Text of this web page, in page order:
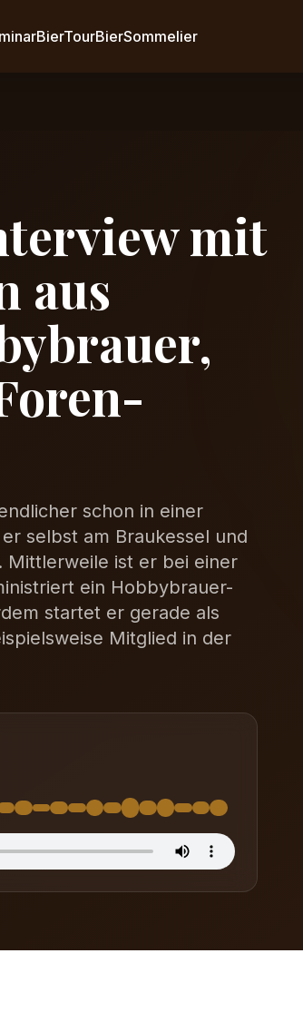
BierTourBierSommelier
mit
aus
schon in einer
selbst am Braukessel und
Mittlerweile ist er bei einer
ein Hobbybrauer-
startet er gerade als
Mitglied in der